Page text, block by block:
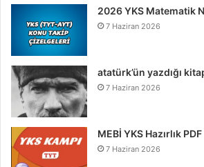
2026 YKS Matematik
7 Haziran 2026
atatürk’ün yazdığı
7 Haziran 2026
MEBİ YKS Hazırlık
7 Haziran 2026